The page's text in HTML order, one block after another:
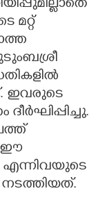
മറ്റ്
ഇവരുടെ
ഈ
എന്നിവയുടെ